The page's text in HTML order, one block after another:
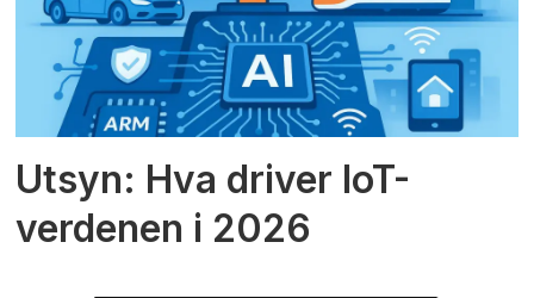
Utsyn: Hva driver IoT-
verdenen i 2026